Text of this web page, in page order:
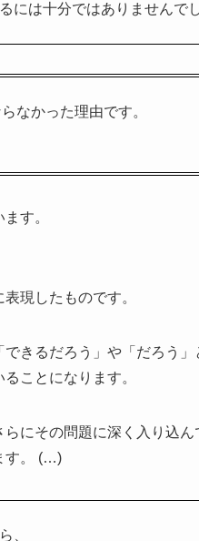
には十分ではありませんでし
なかった理由です。
す。
現したものです。
きるだろう」や「だろう」
ことになります。
にその問題に深く入り込ん
す。 (…)
、